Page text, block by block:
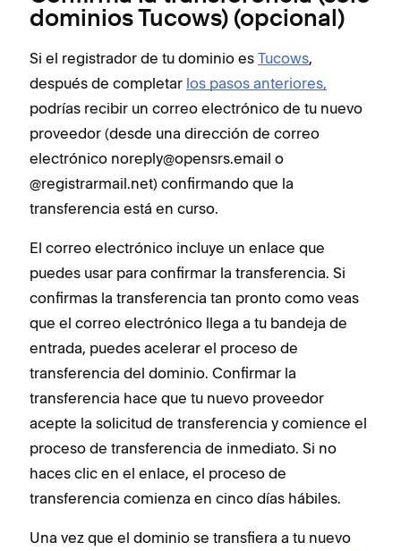
dominios Tucows) (opcional)
Si el registrador de tu dominio es Tucows,
después de completar los pasos anteriores,
podrías recibir un correo electrónico de tu nuevo
proveedor (desde una dirección de correo
electrónico noreply@opensrs.email o
@registrarmail.net) confirmando que la
transferencia está en curso.
El correo electrónico incluye un enlace que
puedes usar para confirmar la transferencia. Si
confirmas la transferencia tan pronto como veas
que el correo electrónico llega a tu bandeja de
entrada, puedes acelerar el proceso de
transferencia del dominio. Confirmar la
transferencia hace que tu nuevo proveedor
acepte la solicitud de transferencia y comience el
proceso de transferencia de inmediato. Si no
haces clic en el enlace, el proceso de
transferencia comienza en cinco días hábiles.
Una vez que el dominio se transfiera a tu nuevo